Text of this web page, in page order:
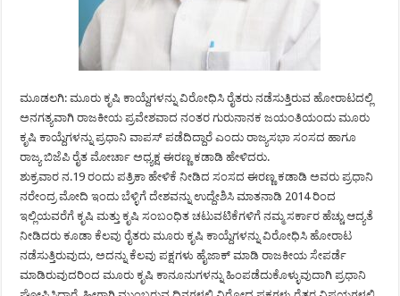
ಮೂಡಲಗಿ: ಮೂರು ಕೃಷಿ ಕಾಯ್ದೆಗಳನ್ನು ವಿರೋಧಿಸಿ ರೈತರು ನಡೆಸುತ್ತಿರುವ ಹೋರಾಟದಲ್ಲಿ
ಅನಗತ್ಯವಾಗಿ ರಾಜಕೀಯ ಪ್ರವೇಶವಾದ ನಂತರ ಗುರುನಾನಕ ಜಯಂತಿಯಂದು ಮೂರು
ಕೃಷಿ ಕಾಯ್ದೆಗಳನ್ನು ಪ್ರಧಾನಿ ವಾಪಸ್ ಪಡೆದಿದ್ದಾರೆ ಎಂದು ರಾಜ್ಯಸಭಾ ಸಂಸದ ಹಾಗೂ
ರಾಜ್ಯ ಬಿಜೆಪಿ ರೈತ ಮೋರ್ಚಾ ಅಧ್ಯಕ್ಷ ಈರಣ್ಣ ಕಡಾಡಿ ಹೇಳಿದರು.
ಶುಕ್ರವಾರ ನ.19 ರಂದು ಪತ್ರಿಕಾ ಹೇಳಿಕೆ ನೀಡಿದ ಸಂಸದ ಈರಣ್ಣ ಕಡಾಡಿ ಅವರು ಪ್ರಧಾನಿ
ನರೇಂದ್ರ ಮೋದಿ ಇಂದು ಬೆಳ್ಳಿಗೆ ದೇಶವನ್ನು ಉದ್ದೇಶಿಸಿ ಮಾತನಾಡಿ 2014 ರಿಂದ
ಇಲ್ಲಿಯವರೆಗೆ ಕೃಷಿ ಮತ್ತು ಕೃಷಿ ಸಂಬಂಧಿತ ಚಟುವಟಿಕೆಗಳಿಗೆ ನಮ್ಮ ಸರ್ಕಾರ ಹೆಚ್ಚು ಆದ್ಯತೆ
ನೀಡಿದರು ಕೂಡಾ ಕೆಲವು ರೈತರು ಮೂರು ಕೃಷಿ ಕಾಯ್ದೆಗಳನ್ನು ವಿರೋಧಿಸಿ ಹೋರಾಟ
ನಡೆಸುತ್ತಿರುವುದು, ಅದನ್ನು ಕೆಲವು ಪಕ್ಷಗಳು ಹೈಜಾಕ್ ಮಾಡಿ ರಾಜಕೀಯ ಸೇಪರ್ಡೆ
ಮಾಡಿರುವುದರಿಂದ ಮೂರು ಕೃಷಿ ಕಾನೂನುಗಳನ್ನು ಹಿಂಪಡೆದುಕೊಳ್ಳುವುದಾಗಿ ಪ್ರಧಾನಿ